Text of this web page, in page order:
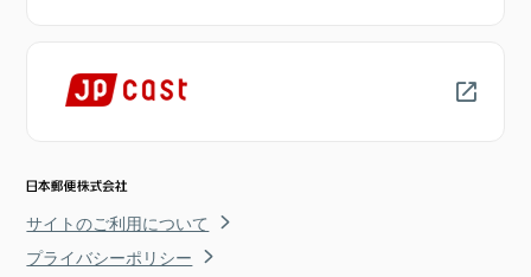
サイトのご利用について
プライバシーポリシー